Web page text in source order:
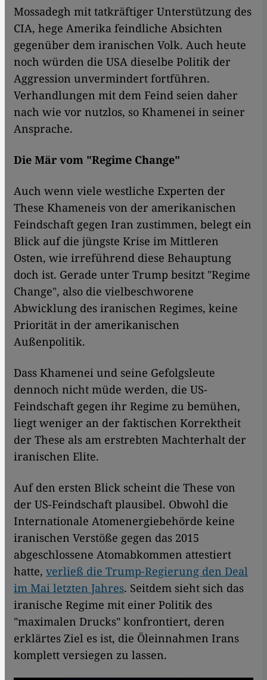
Mossadegh mit tatkräftiger Unterstützung des
CIA, hege Amerika feindliche Absichten
gegenüber dem iranischen Volk. Auch heute
noch würden die USA dieselbe Politik der
Aggression unvermindert fortführen.
Verhandlungen mit dem Feind seien daher
nach wie vor nutzlos, so Khamenei in seiner
Ansprache.
Die Mär vom "Regime Change"
Auch wenn viele westliche Experten der
These Khameneis von der amerikanischen
Feindschaft gegen Iran zustimmen, belegt ein
Blick auf die jüngste Krise im Mittleren
Osten, wie irreführend diese Behauptung
doch ist. Gerade unter Trump besitzt "Regime
Change", also die vielbeschworene
Abwicklung des iranischen Regimes, keine
Priorität in der amerikanischen
Außenpolitik.
Dass Khamenei und seine Gefolgsleute
dennoch nicht müde werden, die US-
Feindschaft gegen ihr Regime zu bemühen,
liegt weniger an der faktischen Korrektheit
der These als am erstrebten Machterhalt der
iranischen Elite.
Auf den ersten Blick scheint die These von
der US-Feindschaft plausibel. Obwohl die
Internationale Atomenergiebehörde keine
iranischen Verstöße gegen das 2015
abgeschlossene Atomabkommen attestiert
hatte, verließ die Trump-Regierung den Deal
im Mai letzten Jahres. Seitdem sieht sich das
iranische Regime mit einer Politik des
"maximalen Drucks" konfrontiert, deren
erklärtes Ziel es ist, die Öleinnahmen Irans
komplett versiegen zu lassen.